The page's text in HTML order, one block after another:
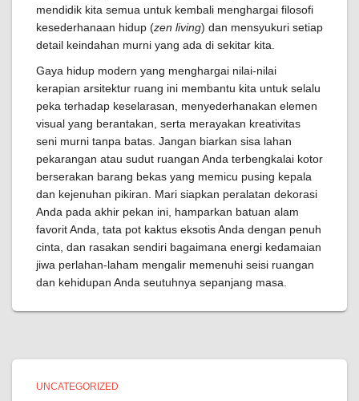
mendidik kita semua untuk kembali menghargai filosofi
kesederhanaan hidup (zen living) dan mensyukuri setiap
detail keindahan murni yang ada di sekitar kita.
Gaya hidup modern yang menghargai nilai-nilai
kerapian arsitektur ruang ini membantu kita untuk selalu
peka terhadap keselarasan, menyederhanakan elemen
visual yang berantakan, serta merayakan kreativitas
seni murni tanpa batas. Jangan biarkan sisa lahan
pekarangan atau sudut ruangan Anda terbengkalai kotor
berserakan barang bekas yang memicu pusing kepala
dan kejenuhan pikiran. Mari siapkan peralatan dekorasi
Anda pada akhir pekan ini, hamparkan batuan alam
favorit Anda, tata pot kaktus eksotis Anda dengan penuh
cinta, dan rasakan sendiri bagaimana energi kedamaian
jiwa perlahan-laham mengalir memenuhi seisi ruangan
dan kehidupan Anda seutuhnya sepanjang masa.
UNCATEGORIZED